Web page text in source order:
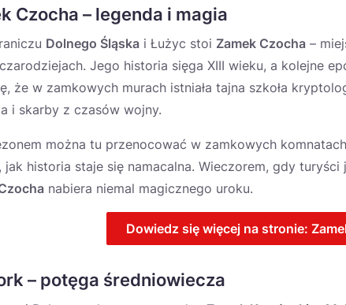
Czocha – legenda i magia
Dolnego Śląska i Łużyc stoi Zamek Czocha –
Jego historia sięga XIII wieku, a kolejne
że w zamkowych murach istniała tajna szkoła
i skarby z czasów wojny.
można tu przenocować w zamkowych
jak historia staje się namacalna. Wieczorem, gdy
nabiera niemal magicznego uroku.
Dowiedz się więcej na stronie:
– potęga średniowiecza